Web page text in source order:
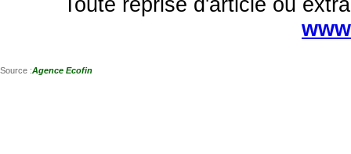
Toute reprise d'article ou
Source :Agence Ecofin